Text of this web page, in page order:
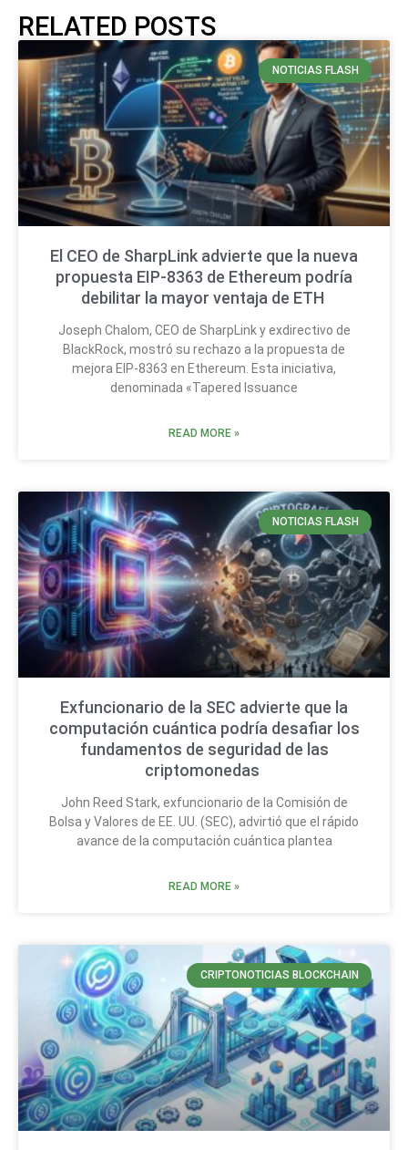
RELATED POSTS
NOTICIAS FLASH
El CEO de SharpLink advierte que la nueva
propuesta EIP-8363 de Ethereum podría
debilitar la mayor ventaja de ETH
Joseph Chalom, CEO de SharpLink y exdirectivo de
BlackRock, mostró su rechazo a la propuesta de
mejora EIP-8363 en Ethereum. Esta iniciativa,
denominada «Tapered Issuance
READ MORE »
NOTICIAS FLASH
Exfuncionario de la SEC advierte que la
computación cuántica podría desafiar los
fundamentos de seguridad de las
criptomonedas
John Reed Stark, exfuncionario de la Comisión de
Bolsa y Valores de EE. UU. (SEC), advirtió que el rápido
avance de la computación cuántica plantea
READ MORE »
CRIPTONOTICIAS BLOCKCHAIN